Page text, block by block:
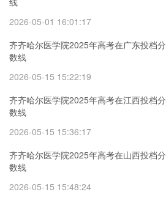
2026-05-01 16:01:17
齐齐哈尔医学院2025年高考在广东投档分
数线
2026-05-15 15:22:19
齐齐哈尔医学院2025年高考在江西投档分
数线
2026-05-15 15:36:17
齐齐哈尔医学院2025年高考在山西投档分
数线
2026-05-15 15:48:24